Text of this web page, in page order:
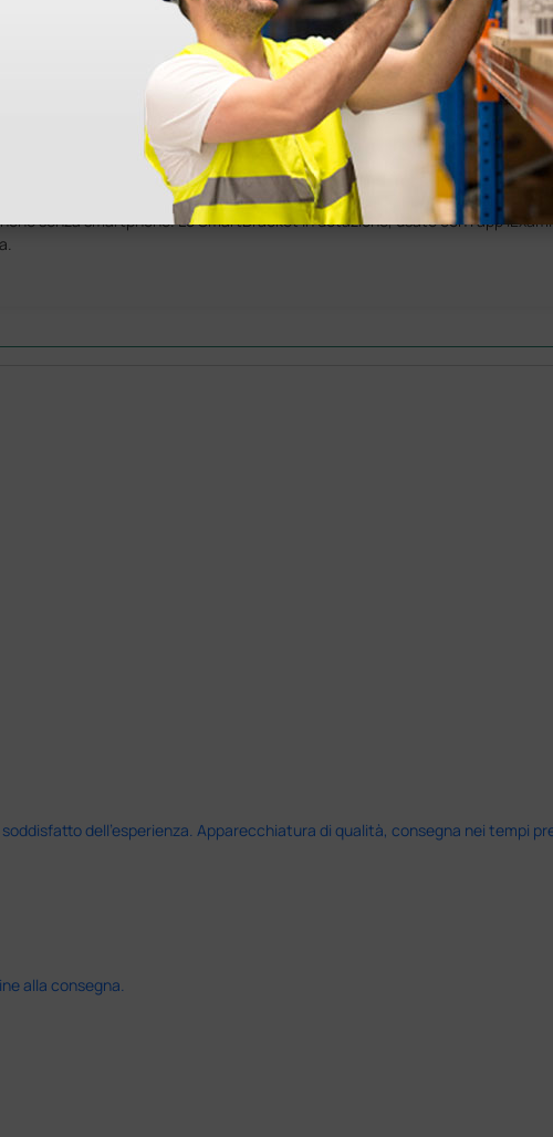
pro max? Grazie Alberto Ferrando
senza smartphone. Lo SmartBracket in dotazione, usato con l'app
dell'esperienza. Apparecchiatura di qualità, consegna nei tempi
alla consegna.